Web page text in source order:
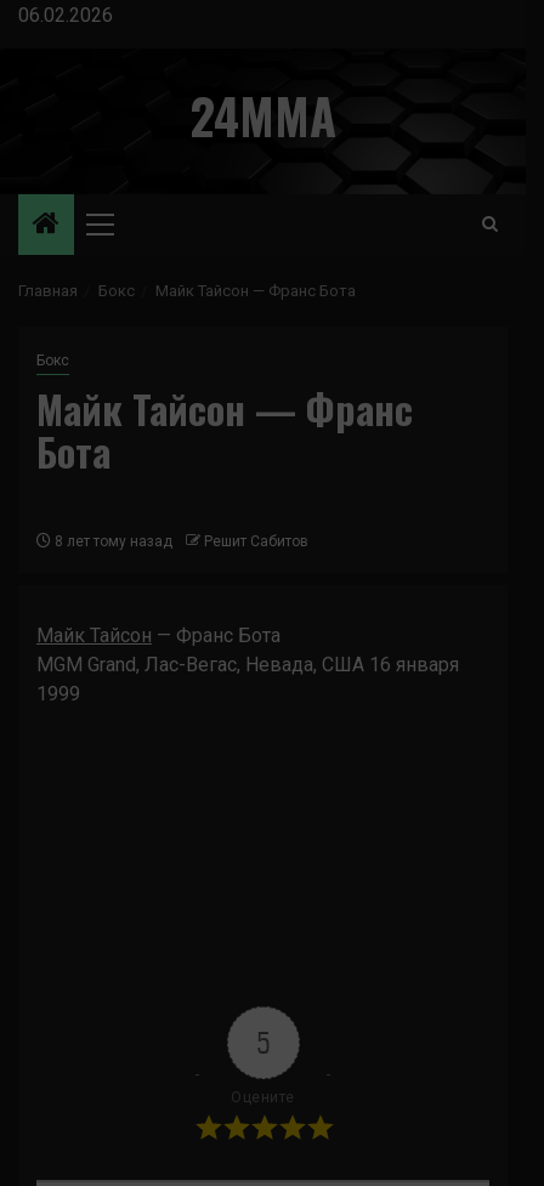
Перейти
06.02.2026
24MMA
Основное
Главная Бокс Майк Тайсон — Франс Бота
Бокс
Майк Тайсон — Франс
Бота
8 лет тому назад Решит Сабитов
Майк Тайсон — Франс Бота
MGM Grand, Лас-Вегас, Невада, США 16 января
1999
5
Оцените